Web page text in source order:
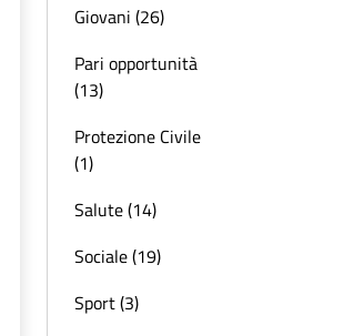
Giovani (26)
Pari opportunità
(13)
Protezione Civile
(1)
Salute (14)
Sociale (19)
Sport (3)